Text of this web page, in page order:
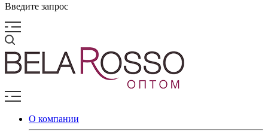
Введите запрос
О компании